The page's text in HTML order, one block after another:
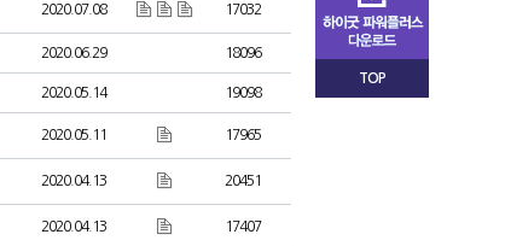
2020.07.08 17032
2020.06.29 18096
2020.05.14 19098
2020.05.11 17965
2020.04.13 20451
2020.04.13 17407
TOP